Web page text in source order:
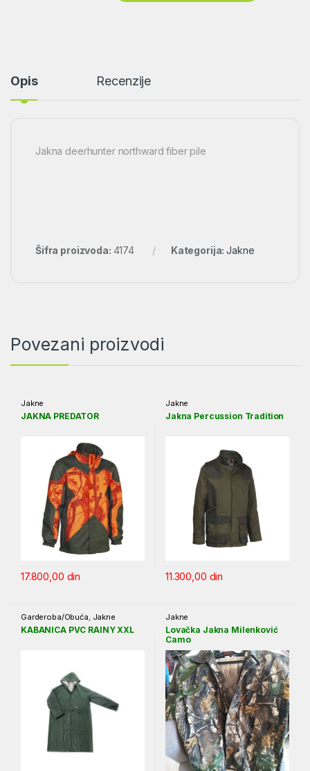
Opis Recenzije
Jakna deerhunter northward fiber pile
Šifra proizvoda: 4174 Kategorija:Jakne
Povezani proizvodi
Jakne
JAKNA PREDATOR
17.800,00 din
Jakne
Jakna Percussion Tradition
11.300,00 din
Garderoba/Obuća, Jakne
KABANICA PVC RAINY XXL
Jakne
Lovačka Jakna Milenković
Camo